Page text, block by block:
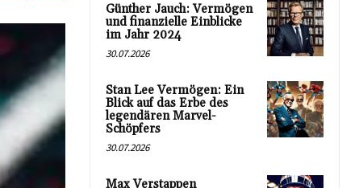
Günther Jauch: Vermögen
und finanzielle Einblicke
im Jahr 2024
30.07.2026
Stan Lee Vermögen: Ein
Blick auf das Erbe des
legendären Marvel-
Schöpfers
30.07.2026
Max Verstappen